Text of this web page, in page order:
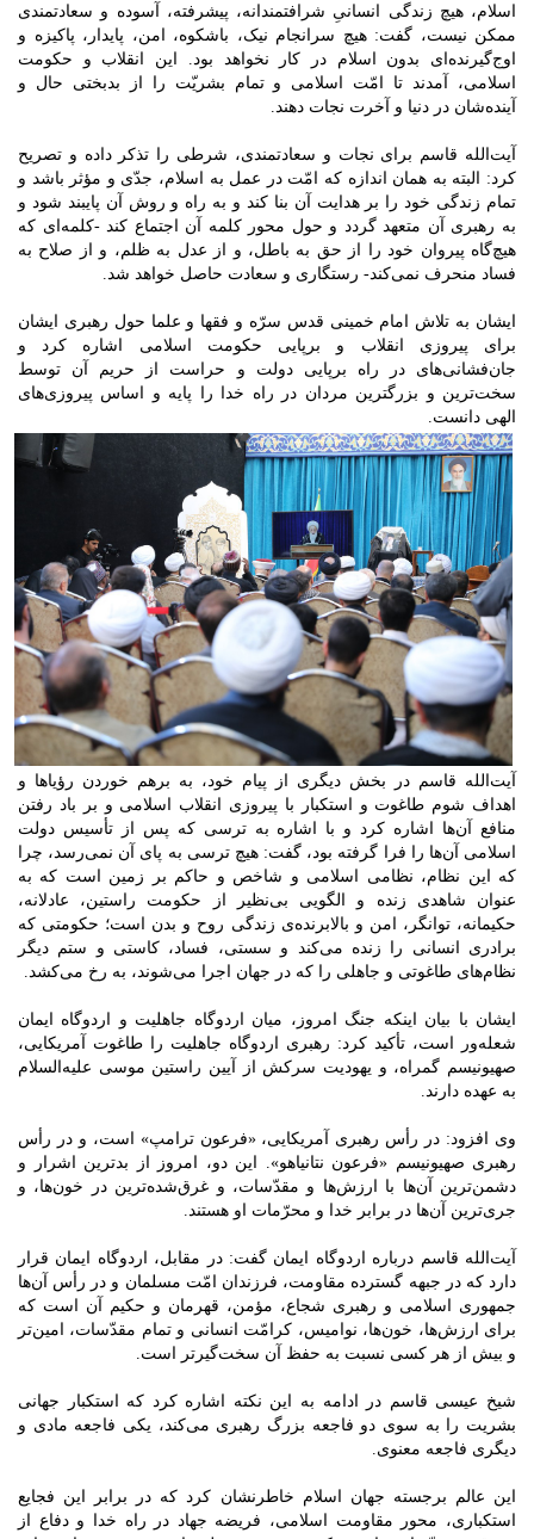
اسلام، هیچ زندگی انسانیِ شرافتمندانه، پیشرفته، آسوده و سعادتمندی
ممکن نیست، گفت: هیچ سرانجام نیک، باشکوه، امن، پایدار، پاکیزه و
اوج‌گیرنده‌ای بدون اسلام در کار نخواهد بود. این انقلاب و حکومت
اسلامی، آمدند تا امّت اسلامی و تمام بشریّت را از بدبختی حال و
آینده‌شان در دنیا و آخرت نجات دهند.
آیت‌الله قاسم برای نجات و سعادتمندی، شرطی را تذکر داده و تصریح
کرد: البته به همان اندازه که امّت در عمل به اسلام، جدّی و مؤثر باشد و
تمام زندگی خود را بر هدایت آن بنا کند و به راه و روش آن پایبند شود و
به رهبری آن متعهد گردد و حول محور کلمه آن اجتماع کند -کلمه‌ای که
هیچ‌گاه پیروان خود را از حق به باطل، و از عدل به ظلم، و از صلاح به
فساد منحرف نمی‌کند- رستگاری و سعادت حاصل خواهد شد.
ایشان به تلاش امام خمینی قدس سرّه و فقها و علما حول رهبری‌ ایشان
برای پیروزی انقلاب و برپایی حکومت اسلامی اشاره کرد و
جان‌فشانی‌های در راه برپایی دولت و حراست از حریم آن توسط
سخت‌ترین و بزرگترین مردان در راه خدا را پایه و اساس پیروزی‌های
الهی دانست.
آیت‌الله قاسم در بخش دیگری از پیام خود، به برهم خوردن رؤیاها و
اهداف شوم طاغوت و استکبار با پیروزی انقلاب اسلامی و بر باد رفتن
منافع آن‌ها اشاره کرد و با اشاره به ترسی که پس از تأسیس دولت
اسلامی آن‌ها را فرا گرفته بود، گفت: هیچ ترسی به پای آن نمی‌رسد، چرا
که این نظام، نظامی اسلامی و شاخص و حاکم بر زمین است که به
عنوان شاهدی زنده و الگویی بی‌نظیر از حکومت راستین، عادلانه،
حکیمانه، توانگر، امن و بالابرنده‌ی زندگی روح و بدن است؛ حکومتی که
برادری انسانی را زنده می‌کند و سستی، فساد، کاستی و ستم دیگر
نظام‌های طاغوتی و جاهلی را که در جهان اجرا می‌شوند، به رخ می‌کشد.
ایشان با بیان اینکه جنگ امروز، میان اردوگاه جاهلیت و اردوگاه ایمان
شعله‌ور است، تأکید کرد: رهبری اردوگاه جاهلیت را طاغوت آمریکایی،
صهیونیسم گمراه، و یهودیت سرکش از آیین راستین موسی علیه‌السلام
به عهده دارند.
وی افزود: در رأس رهبری آمریکایی، «فرعون ترامپ» است، و در رأس
رهبری صهیونیسم «فرعون نتانیاهو». این دو، امروز از بدترین اشرار و
دشمن‌ترین آن‌ها با ارزش‌ها و مقدّسات، و غرق‌شده‌ترین در خون‌ها، و
جری‌ترین آن‌ها در برابر خدا و محرّمات او هستند.
آیت‌الله قاسم درباره اردوگاه ایمان گفت: در مقابل، اردوگاه ایمان قرار
دارد که در جبهه گسترده مقاومت، فرزندان امّت مسلمان و در رأس آن‌ها
جمهوری اسلامی و رهبری شجاع، مؤمن، قهرمان و حکیم آن است که
برای ارزش‌ها، خون‌ها، نوامیس‌، کرامّت انسانی و تمام مقدّسات، امین‌تر
و بیش از هر کسی نسبت به حفظ آن سخت‌گیرتر است.
شیخ عیسی قاسم در ادامه به این نکته اشاره کرد که استکبار جهانی
بشریت را به سوی دو فاجعه بزرگ رهبری می‌کند، یکی فاجعه مادی و
دیگری فاجعه معنوی.
این عالم برجسته جهان اسلام خاطرنشان کرد که در برابر این فجایع
استکباری، محور مقاومت اسلامی، فریضه جهاد در راه خدا و دفاع از